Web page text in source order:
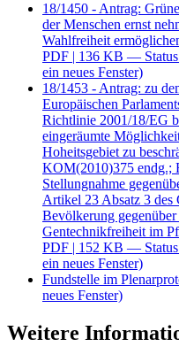
18/1450 - Antrag:
der Menschen ernst
Wahlfreiheit
PDF | 136 KB —
ein neues Fenster)
18/1453 - Antrag: zu
Europäischen
Richtlinie 2001/18/EG
eingeräumte
Hoheitsgebiet zu
KOM(2010)375 endg.;
Stellungnahme
Artikel 23 Absatz 3 des
Bevölkerung
Gentechnikfreiheit im
PDF | 152 KB —
ein neues Fenster)
Fundstelle im
neues Fenster)
Weitere